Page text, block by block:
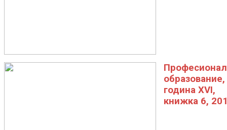
образование,
година XVI,
книжка 6,